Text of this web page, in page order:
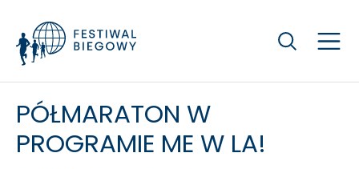
Szukaj
PÓŁMARATON W
PROGRAMIE ME W LA!